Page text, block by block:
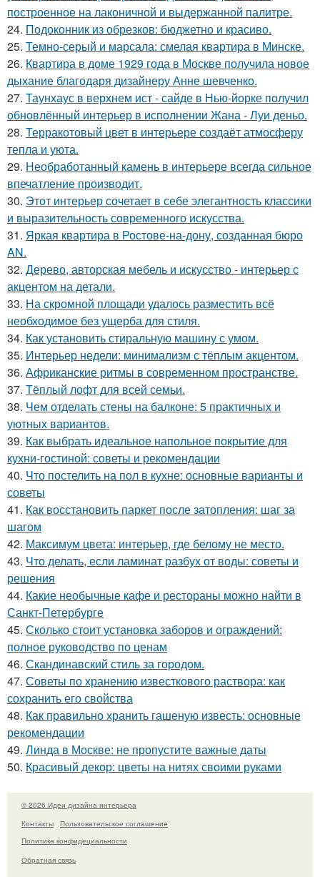
построенное на лаконичной и выдержанной палитре.
24. Подоконник из обрезков: бюджетно и красиво.
25. Темно-серый и марсала: смелая квартира в Минске.
26. Квартира в доме 1929 года в Москве получила новое
дыхание благодаря дизайнеру Анне шевченко.
27. Таунхаус в верхнем ист - сайде в Нью-йорке получил
обновлённый интерьер в исполнении Жана - Луи деньо.
28. Терракотовый цвет в интерьере создаёт атмосферу
тепла и уюта.
29. Необработанный камень в интерьере всегда сильное
впечатление производит.
30. Этот интерьер сочетает в себе элегантность классики
и выразительность современного искусства.
31. Яркая квартира в Ростове-на-дону, созданная бюро
AN.
32. Дерево, авторская мебель и искусство - интерьер с
акцентом на детали.
33. На скромной площади удалось разместить всё
необходимое без ущерба для стиля.
34. Как установить стиральную машину с умом.
35. Интерьер недели: минимализм с тёплым акцентом.
36. Африканские ритмы в современном пространстве.
37. Тёплый лофт для всей семьи.
38. Чем отделать стены на балконе: 5 практичных и
уютных вариантов.
39. Как выбрать идеальное напольное покрытие для
кухни-гостиной: советы и рекомендации
40. Что постелить на пол в кухне: основные варианты и
советы
41. Как восстановить паркет после затопления: шаг за
шагом
42. Максимум цвета: интерьер, где белому не место.
43. Что делать, если ламинат разбух от воды: советы и
решения
44. Какие необычные кафе и рестораны можно найти в
Санкт-Петербурге
45. Сколько стоит установка заборов и ограждений:
полное руководство по ценам
46. Скандинавский стиль за городом.
47. Советы по хранению известкового раствора: как
сохранить его свойства
48. Как правильно хранить гашеную известь: основные
рекомендации
49. Линда в Москве: не пропустите важные даты
50. Красивый декор: цветы на нитях своими руками
© 2026 Идеи дизайна интерьера
Контакты
Пользовательское соглашение
Политика конфидециальности
Обратная связь